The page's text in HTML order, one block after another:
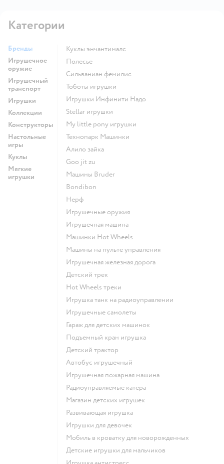
может потребоваться ремонт или замена деталей.
Если после проверки всех этих пунктов проблема не
решается, возможно, стоит обратиться к специалисту
или в сервисный центр для диагностики и ремонта.
Категории
Бренды
Игрушечное
оружие
Игрушечный
транспорт
Игрушки
Коллекции
Конструкторы
Настольные
игры
Куклы
Мягкие
игрушки
Куклы энчантималс
Полесье
Сильваниан фемилис
Тоботы игрушки
Игрушки Инфинити Надо
Stellar игрушки
my little pony игрушки
Технопарк Машинки
Алило зайка
Goo jit zu
Машины Bruder
Bondibon
Нерф
Игрушечные оружия
Игрушечная машина
Машинки Hot Wheels
Машины на пульте управления
Игрушечная железная дорога
Детский трек
Hot Wheels треки
Игрушка танк на радиоуправлении
Игрушечные самолеты
Гараж для детских машинок
Подъемный кран игрушка
Детский трактор
Автобус игрушечный
Игрушечная пожарная машина
Радиоуправляемые катера
Магазин детских игрушек
Развивающая игрушка
Игрушки для девочек
Мобиль в кроватку для новорожденных
Детские игрушки для мальчиков